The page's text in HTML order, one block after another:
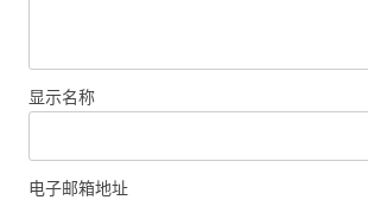
显示名称
电子邮箱地址